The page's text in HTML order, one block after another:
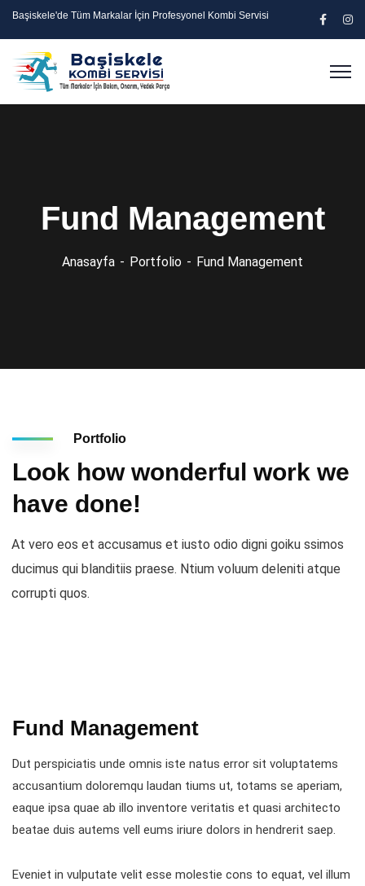
Başiskele'de Tüm Markalar İçin Profesyonel Kombi Servisi
Fund Management
Anasayfa Portfolio Fund Management
Portfolio
Look how wonderful work we
have done!
At vero eos et accusamus et iusto odio digni goiku ssimos
ducimus qui blanditiis praese. Ntium voluum deleniti atque
corrupti quos.
Fund Management
Dut perspiciatis unde omnis iste natus error sit voluptatems
accusantium doloremqu laudan tiums ut, totams se aperiam,
eaque ipsa quae ab illo inventore veritatis et quasi architecto
beatae duis autems vell eums iriure dolors in hendrerit saep.
Eveniet in vulputate velit esse molestie cons to equat, vel illum